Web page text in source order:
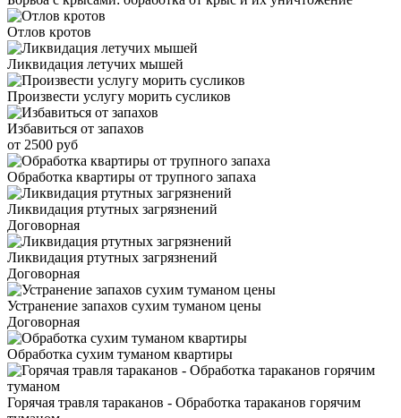
Отлов кротов
Ликвидация летучих мышей
Произвести услугу морить сусликов
Избавиться от запахов
от 2500 руб
Обработка квартиры от трупного запаха
Ликвидация ртутных загрязнений
Договорная
Ликвидация ртутных загрязнений
Договорная
Устранение запахов сухим туманом цены
Договорная
Обработка сухим туманом квартиры
Горячая травля тараканов - Обработка тараканов горячим